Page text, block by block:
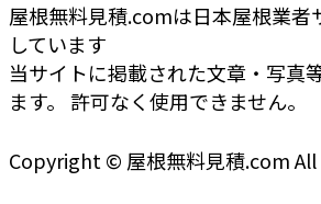
屋根無料見積.comは日本屋根業者
しています
当サイトに掲載された文章・写真
ます。 許可なく使用できません。
Copyright © 屋根無料見積.com